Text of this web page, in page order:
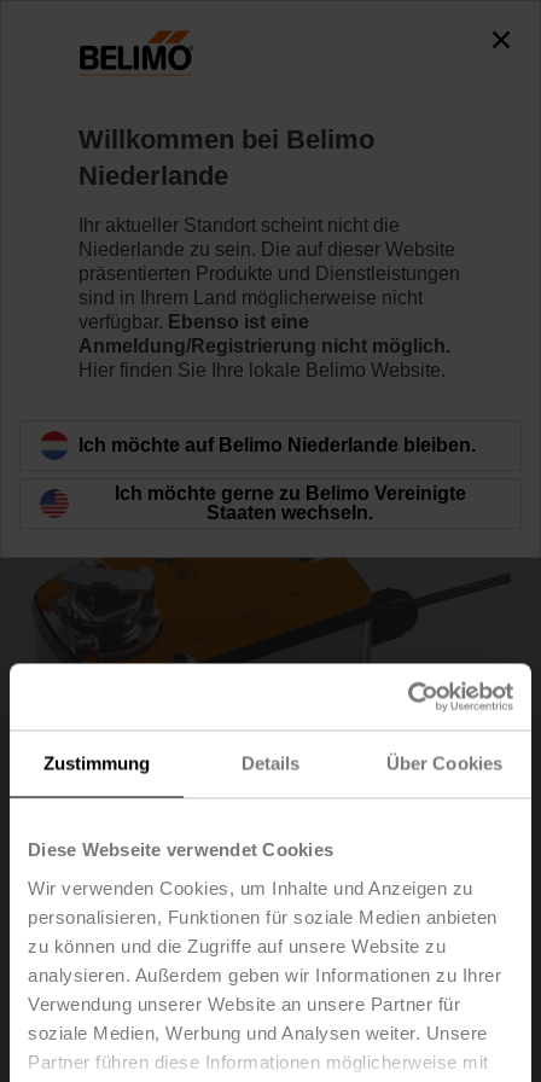
Zustimmung Details Über Cookies
Diese Webseite verwendet Cookies
Wir verwenden Cookies, um Inhalte und Anzeigen zu
personalisieren, Funktionen für soziale Medien anbieten
zu können und die Zugriffe auf unsere Website zu
analysieren. Außerdem geben wir Informationen zu Ihrer
Verwendung unserer Website an unsere Partner für
soziale Medien, Werbung und Analysen weiter. Unsere
Partner führen diese Informationen möglicherweise mit
LF24-SR
Mehr erfahren
Zurück zur Produktkategorie
LF24-SR
Drehantrieb mit Notstellfunktion, 4 Nm, AC/DC 24 V,
MP-Bus, 2...10 V, 150 s (75...300 s), IP54
Willkommen bei Belimo
Niederlande
Ihr aktueller Standort scheint nicht die
Niederlande zu sein. Die auf dieser Website
präsentierten Produkte und Dienstleistungen
sind in Ihrem Land möglicherweise nicht
verfügbar. Ebenso ist eine
Anmeldung/Registrierung nicht möglich.
Hier finden Sie Ihre lokale Belimo Website.
Ich möchte auf Belimo Niederlande bleiben.
Ich möchte gerne zu Belimo Vereinigte
Staaten wechseln.